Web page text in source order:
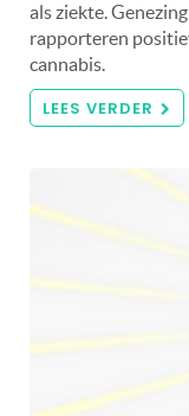
als ziekte.
rapporteren
cannabis.
LEES VERDER